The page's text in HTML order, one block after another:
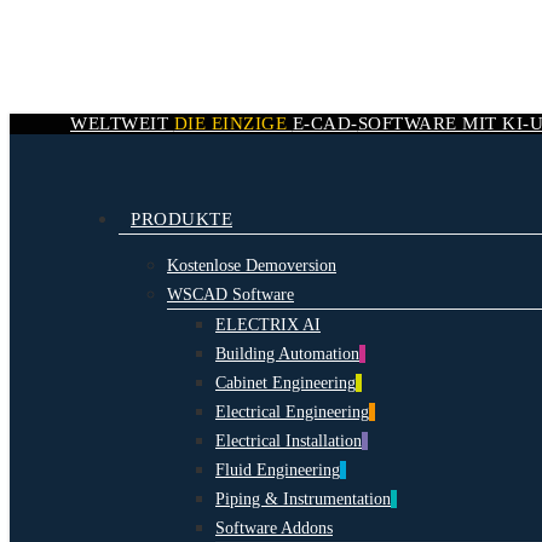
content
WELTWEIT DIE EINZIGE E-CAD-SOFTWARE MIT KI-
search
Menu PRODUKTE
Kostenlose Demoversion
WSCAD Software
ELECTRIX AI
Building Automation
Cabinet Engineering
Electrical Engineering
Electrical Installation
Fluid Engineering
Piping & Instrumentation
Software Addons